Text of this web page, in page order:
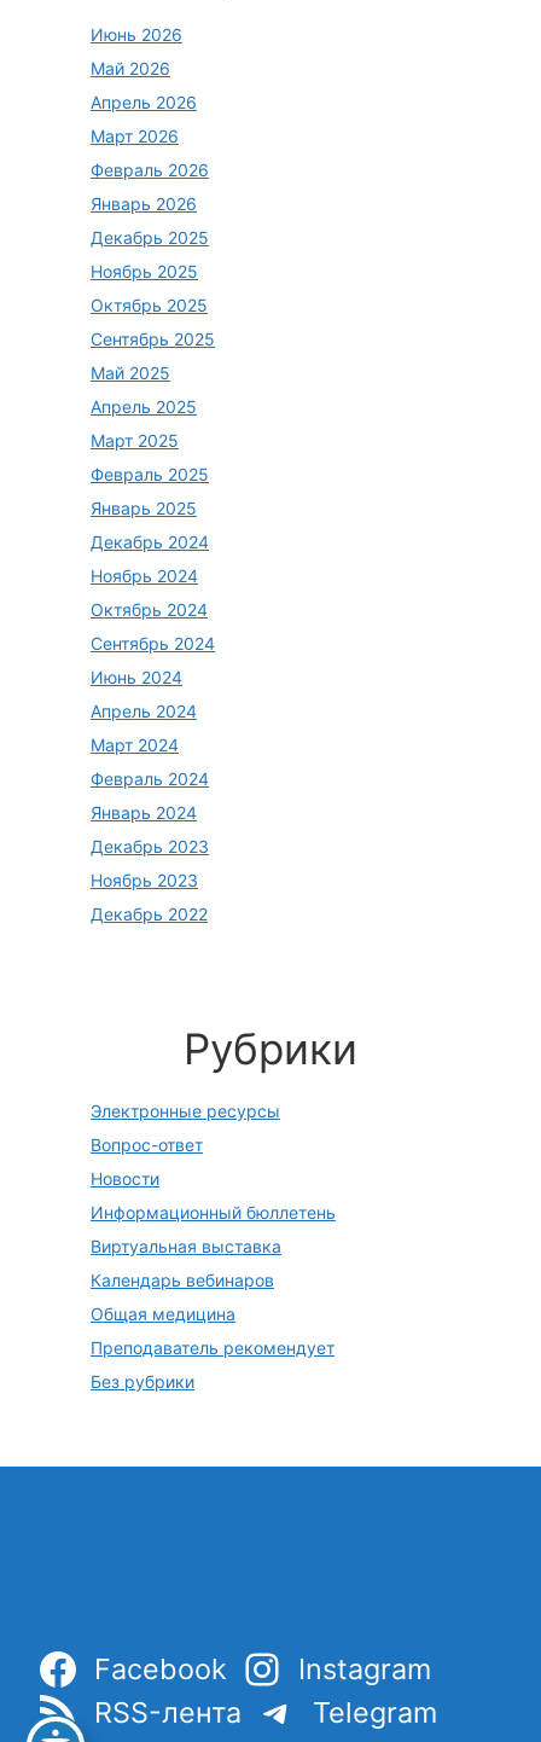
Июнь 2026
Май 2026
Апрель 2026
Март 2026
Февраль 2026
Январь 2026
Декабрь 2025
Ноябрь 2025
Октябрь 2025
Сентябрь 2025
Май 2025
Апрель 2025
Март 2025
Февраль 2025
Январь 2025
Декабрь 2024
Ноябрь 2024
Октябрь 2024
Сентябрь 2024
Июнь 2024
Апрель 2024
Март 2024
Февраль 2024
Январь 2024
Декабрь 2023
Ноябрь 2023
Декабрь 2022
Рубрики
Электронные ресурсы
Вопрос-ответ
Новости
Информационный бюллетень
Виртуальная выставка
Календарь вебинаров
Общая медицина
Преподаватель рекомендует
Без рубрики
Facebook
Instagram
RSS-лента
Telegram